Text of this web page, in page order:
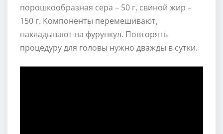
порошкообразная сера – 50 г, свиной жир –
150 г. Компоненты перемешивают,
накладывают на фурункул. Повторять
процедуру для головы нужно дважды в сутки.